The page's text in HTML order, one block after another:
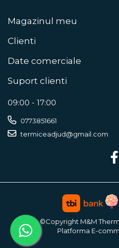
Magazinul meu
Clienti
Date comerciale
Suport clienti
09:00 - 17:00
0773851661
termiceadjud@gmail.com
©Copyright M&M
Platforma E-